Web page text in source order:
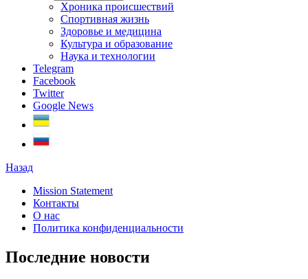
Хроника происшествий
Спортивная жизнь
Здоровье и медицина
Культура и образование
Наука и технологии
Telegram
Facebook
Twitter
Google News
Назад
Mission Statement
Контакты
О нас
Политика конфиденциальности
Последние новости